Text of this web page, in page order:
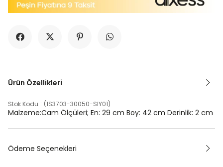
Ürün Özellikleri
Stok Kodu (1S3703-30050-SIY01)
Malzeme:Cam Ölçüleri; En: 29 cm Boy: 42 cm Derinlik: 2 cm
Ödeme Seçenekleri